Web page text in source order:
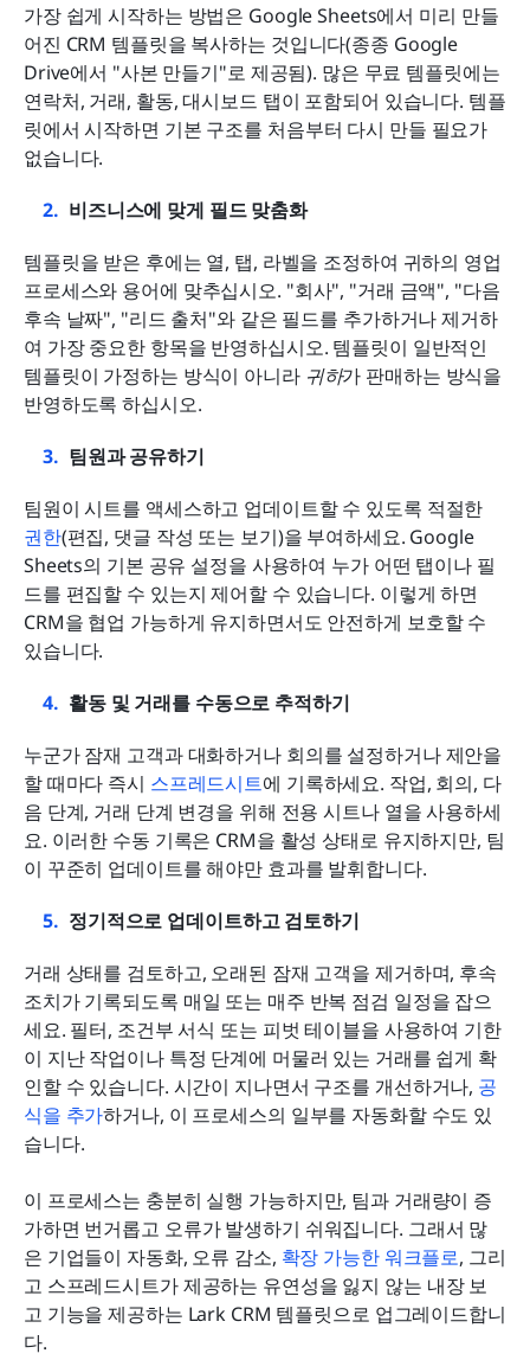
가장 쉽게 시작하는 방법은 Google Sheets에서 미리 만들
어진 CRM 템플릿을 복사하는 것입니다(종종 Google
Drive에서 "사본 만들기"로 제공됨). 많은 무료 템플릿에는
연락처, 거래, 활동, 대시보드 탭이 포함되어 있습니다. 템플
릿에서 시작하면 기본 구조를 처음부터 다시 만들 필요가
없습니다.
비즈니스에 맞게 필드 맞춤화
템플릿을 받은 후에는 열, 탭, 라벨을 조정하여 귀하의 영업
프로세스와 용어에 맞추십시오. "회사", "거래 금액", "다음
후속 날짜", "리드 출처"와 같은 필드를 추가하거나 제거하
여 가장 중요한 항목을 반영하십시오. 템플릿이 일반적인
템플릿이 가정하는 방식이 아니라 귀하가 판매하는 방식을
반영하도록 하십시오.
팀원과 공유하기
권한(편집, 댓글 작성 또는 보기)을 부여하세요. Google
Sheets의 기본 공유 설정을 사용하여 누가 어떤 탭이나 필
드를 편집할 수 있는지 제어할 수 있습니다. 이렇게 하면
CRM을 협업 가능하게 유지하면서도 안전하게 보호할 수
있습니다.
활동 및 거래를 수동으로 추적하기
누군가 잠재 고객과 대화하거나 회의를 설정하거나 제안을
할 때마다 즉시 스프레드시트에 기록하세요. 작업, 회의, 다
음 단계, 거래 단계 변경을 위해 전용 시트나 열을 사용하세
요. 이러한 수동 기록은 CRM을 활성 상태로 유지하지만, 팀
이 꾸준히 업데이트를 해야만 효과를 발휘합니다.
정기적으로 업데이트하고 검토하기
거래 상태를 검토하고, 오래된 잠재 고객을 제거하며, 후속
조치가 기록되도록 매일 또는 매주 반복 점검 일정을 잡으
세요. 필터, 조건부 서식 또는 피벗 테이블을 사용하여 기한
이 지난 작업이나 특정 단계에 머물러 있는 거래를 쉽게 확
인할 수 있습니다. 시간이 지나면서 구조를 개선하거나, 공
식을 추가하거나, 이 프로세스의 일부를 자동화할 수도 있
습니다.
이 프로세스는 충분히 실행 가능하지만, 팀과 거래량이 증
가하면 번거롭고 오류가 발생하기 쉬워집니다. 그래서 많
은 기업들이 자동화, 오류 감소, 확장 가능한 워크플로, 그리
고 스프레드시트가 제공하는 유연성을 잃지 않는 내장 보
고 기능을 제공하는 Lark CRM 템플릿으로 업그레이드합니
다.